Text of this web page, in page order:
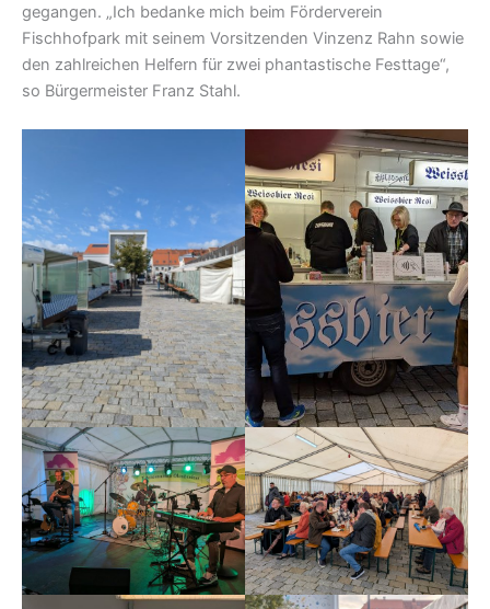
gegangen. „Ich bedanke mich beim Förderverein
Fischhofpark mit seinem Vorsitzenden Vinzenz Rahn sowie
den zahlreichen Helfern für zwei phantastische Festtage“,
so Bürgermeister Franz Stahl.